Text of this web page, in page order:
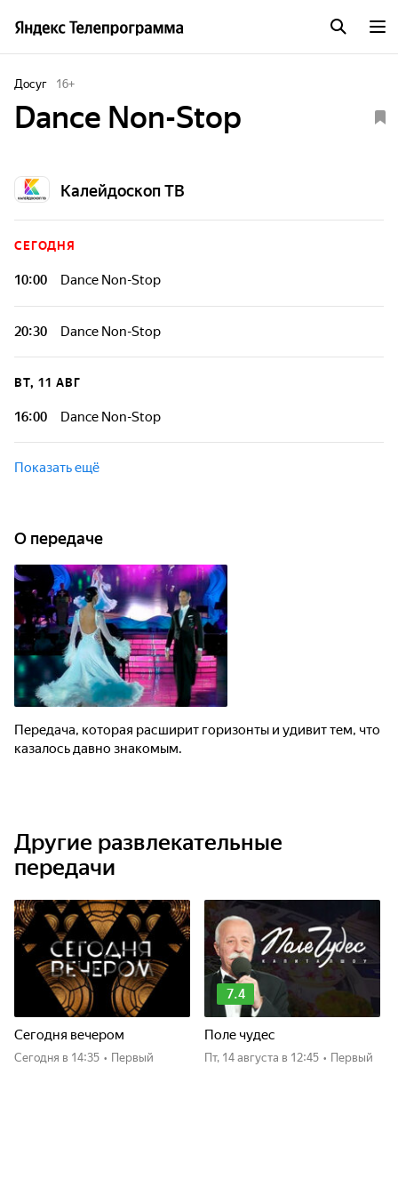
Досуг 16+
Dance Non-Stop
Калейдоскоп ТВ
СЕГОДНЯ
10:00 Dance Non-Stop
20:30 Dance Non-Stop
ВТ, 11 АВГ
16:00 Dance Non-Stop
Показать ещё
О передаче
Передача, которая расширит горизонты и удивит тем, что
казалось давно знакомым.
Другие развлекательные
передачи
Сегодня вечером
Сегодня в 14:35 • Первый
7.4
Поле чудес
пт, 14 августа в 12:45 • Первый